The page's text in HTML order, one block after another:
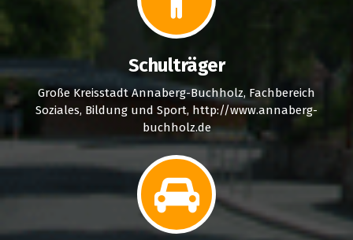
Schulträger
Große Kreisstadt Annaberg-Buchholz, Fachbereich
Soziales, Bildung und Sport, http://www.annaberg-
buchholz.de